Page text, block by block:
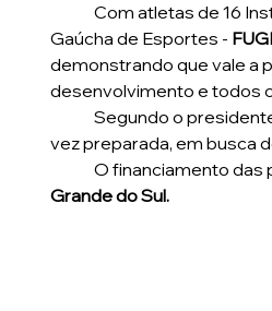
Gaúcha de Esportes -
demonstrando que vale a
desenvolvimento e todos
vez preparada, em busca
O financiamento das
Grande do Sul.